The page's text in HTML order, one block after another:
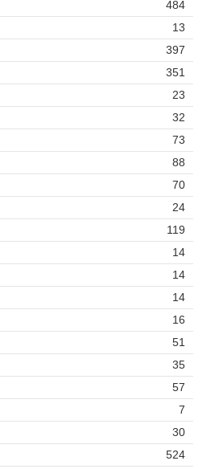
484
13
397
351
23
32
73
88
70
24
119
14
14
14
16
51
35
57
7
30
524